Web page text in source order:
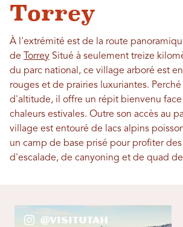
Torrey
À l'extrémité est de la route
de
Torrey Situé à seulement treize
du parc national, ce village arboré est
rouges et de prairies luxuriantes.
d'altitude, il offre un répit bienvenu face
chaleurs estivales. Outre son accès au
village est entouré de lacs alpins
un camp de base prisé pour profiter
d'escalade, de canyoning et de quad
@VisitUtah